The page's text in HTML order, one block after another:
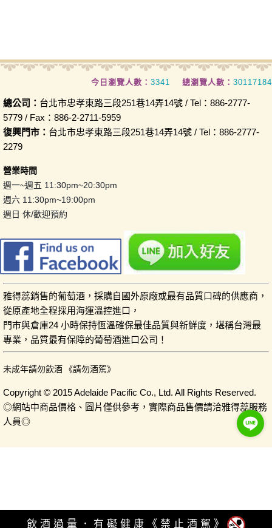
今日瀏覽人數： 3341 總瀏覽人數： 30117184
總公司： 台北市忠孝東路三段251巷14弄14號 / Tel：886-2777-
5779 / Fax：886-2-2711-5959
復興門市： 台北市忠孝東路三段251巷14弄14號 / Tel：886-2777-
2279
營業時間
週一~週五 11:30pm~20:30pm
週六 11:30pm~19:00pm
週日 休/歡迎預約
雅得蕊銷售的葡萄酒，採購自國外原廠或最有品質口碑的供應商，
從原產地全程採用海運溫控進口，
門市與倉庫24 小時保持恆溫確保最佳品質與新鮮度，堪稱台灣最
專業，品質最有保障的葡萄酒進口公司！
未成年請勿飲酒 《請勿酒駕》
Copyright © 2015 Adelaide Pacific Co., Ltd. All Rights Reserved.
◎網站中商品價格、圖片僅供參考，實際商品售價請洽雅得蕊服務
人員◎
飲酒過量．有礙健康《禁止酒駕》